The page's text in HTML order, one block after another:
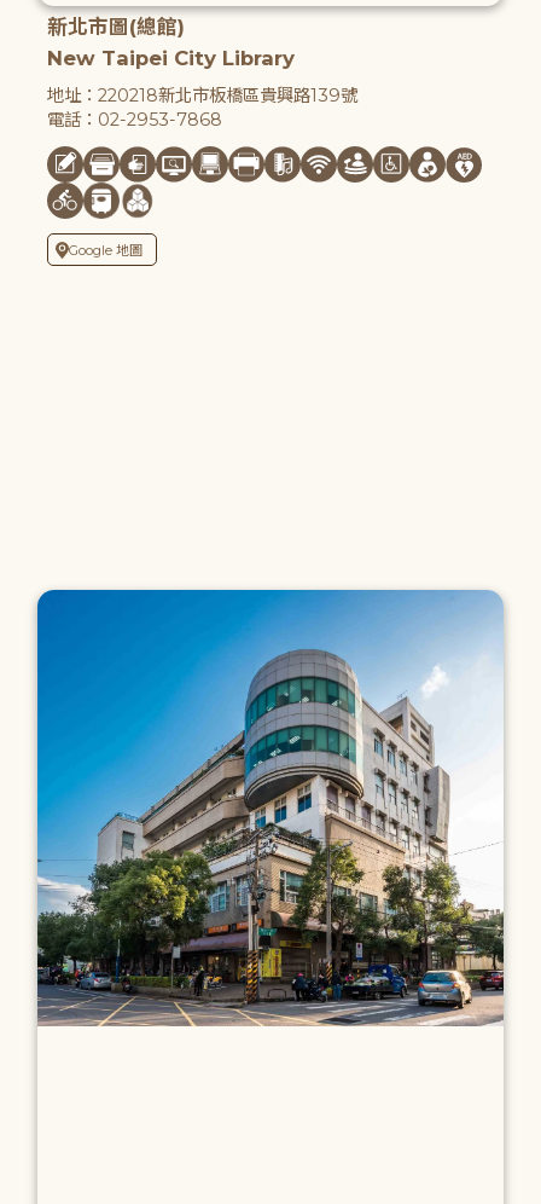
新北市圖(總館)
New Taipei City Library
地址：220218新北市板橋區貴興路139號
電話：02-2953-7868
Google 地圖